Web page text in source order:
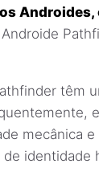
têm
mecânica
identidade